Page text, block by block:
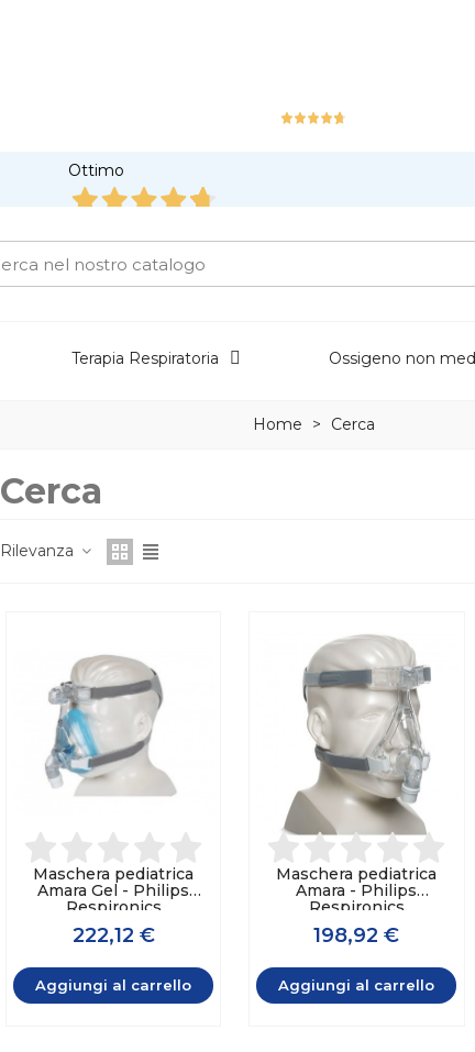
Ottimo
Terapia Respiratoria Ossigeno non
Home > Cerca
Cerca
Rilevanza
Maschera pediatrica
Amara Gel - Philips
Respironics
222,12 €
Aggiungi al carrello
Maschera pediatrica
Amara - Philips
Respironics
198,92 €
Aggiungi al carrello